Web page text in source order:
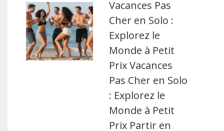
Vacances Pas
Cher en Solo :
Explorez le
Monde à Petit
Prix Vacances
Pas Cher en Solo
: Explorez le
Monde à Petit
Prix Partir en